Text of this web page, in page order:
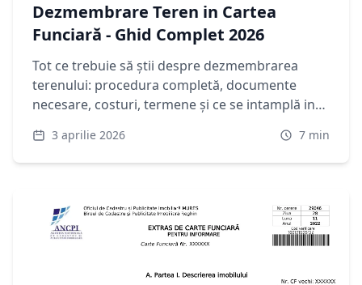
Dezmembrare Teren in Cartea
Funciară - Ghid Complet 2026
Tot ce trebuie să știi despre dezmembrarea
terenului: procedura completă, documente
necesare, costuri, termene și ce se intamplă in
3 aprilie 2026 7 min